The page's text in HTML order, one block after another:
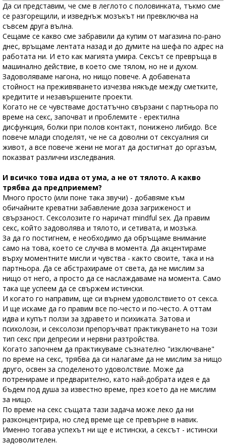
Да си представим, че сме в леглото с половинката, тъкмо сме
се разгорещили, и изведнъж мозъкът ни превключва на
съвсем друга вълна.
Сещаме се какво сме забравили да купим от магазина по-рано
днес, връщаме лентата назад и до думите на шефа по адрес на
работата ни. И ето как магията умира. Сексът се превръща в
машинално действие, в което сме тялом, но не и духом.
Задоволяваме нагона, но нищо повече. А добавената
стойност на преживяването изчезва някъде между сметките,
кредитите и незавършените проекти.
Когато не се чувстваме достатъчно свързани с партньора по
време на секс, започват и проблемите - еректилна
дисфункция, болки при полов контакт, понижено либидо. Все
повече млади споделят, че не са доволни от сексуалния си
живот, а все повече жени не могат да достигнат до оргазъм,
показват различни изследвания.
И всичко това идва от ума, а не от тялото. А какво
трябва да предприемем?
Много просто (или поне така звучи) - добавяме към
обичайните креватни забавление доза загриженост и
свързаност. Сексолозите го наричат mindful sex. Да правим
секс, който задоволява и тялото, и сетивата, и мозъка.
За да го постигнем, е необходимо да обръщаме внимание
само на това, което се случва в момента. Да акцентираме
върху моментните мисли и чувства - както своите, така и на
партньора. Да се абстрахираме от света, да не мислим за
нищо от него, а просто да се наслаждаваме на момента. Само
така ще успеем да се свържем истински.
И когато го направим, ще си върнем удоволствието от секса.
И ще искаме да го правим все по-често и по-често. А оттам
идва и купът ползи за здравето и психиката. Затова и
психолози, и сексолози препоръчват практикуването на този
тип секс при депресии и нервни разтройства.
Когато започнем да практикуваме съзнателно "изключване"
по време на секс, трябва да си налагаме да не мислим за нищо
друго, освен за споделеното удоволствие. Може да
потренираме и предварително, като най-добрата идея е да
бъдем под душа за известно време, през което да не мислим
за нищо.
По време на секс същата тази задача може леко да ни
разконцентрира, но след време ще се превърне в навик.
Именно тогава успехът ни ще е истински, а сексът - истински
задоволителен.